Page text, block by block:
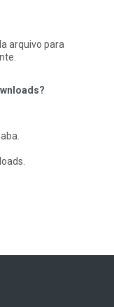
arquivo para